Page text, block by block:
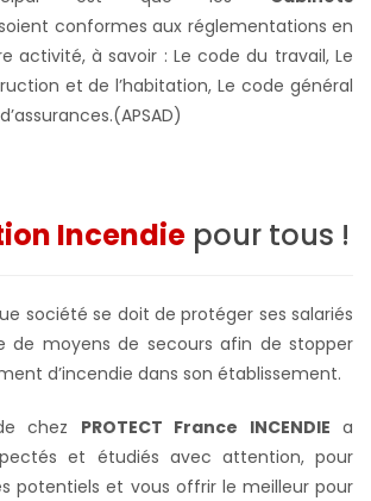
conformes aux réglementations en
activité, à savoir : Le code du travail, Le
et de l’habitation, Le code général
Incendie pour tous !
société se doit de protéger ses salariés
de moyens de secours afin de stopper
d’incendie dans son établissement.
chez PROTECT France INCENDIE a
et étudiés avec attention, pour
potentiels et vous offrir le meilleur pour